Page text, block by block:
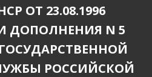
ОТ 23.08.1996
ДОПОЛНЕНИЯ N 5
РОССИЙСКОЙ